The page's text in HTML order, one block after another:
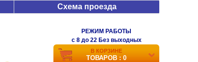
Схема проезда
РЕЖИМ РАБОТЫ
c 8 до 22 Без выходных
В КОРЗИНЕ
ТОВАРОВ : 0